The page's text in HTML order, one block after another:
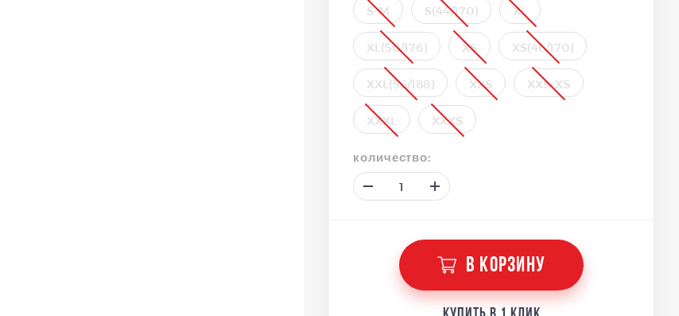
S-M S(44/170) XL
XL(50/176) XS XS(46/170)
XXL(56/188) XXS XXS-XS
XXXL XXXS
количество:
В КОРЗИНУ